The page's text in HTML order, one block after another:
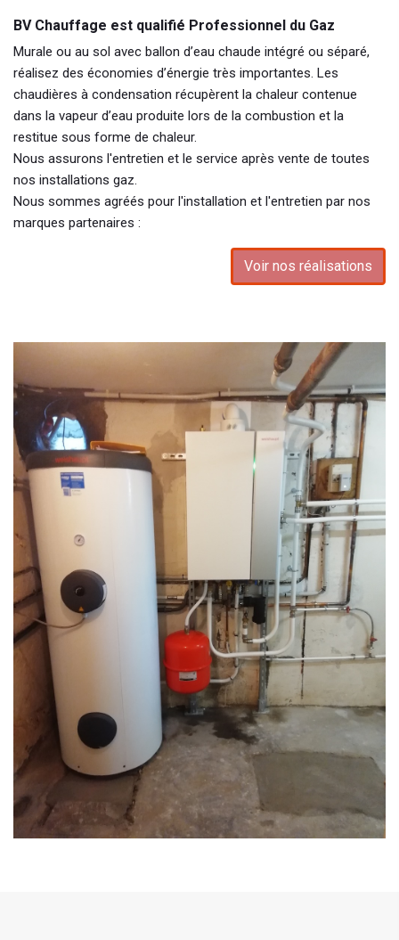
BV Chauffage est qualifié Professionnel du Gaz
Murale ou au sol avec ballon d’eau chaude intégré ou séparé,
réalisez des économies d’énergie très importantes. Les
chaudières à condensation récupèrent la chaleur contenue
dans la vapeur d’eau produite lors de la combustion et la
restitue sous forme de chaleur.
Nous assurons l'entretien et le service après vente de toutes
nos installations gaz.
Nous sommes agréés pour l'installation et l'entretien par nos
marques partenaires :
Voir nos réalisations